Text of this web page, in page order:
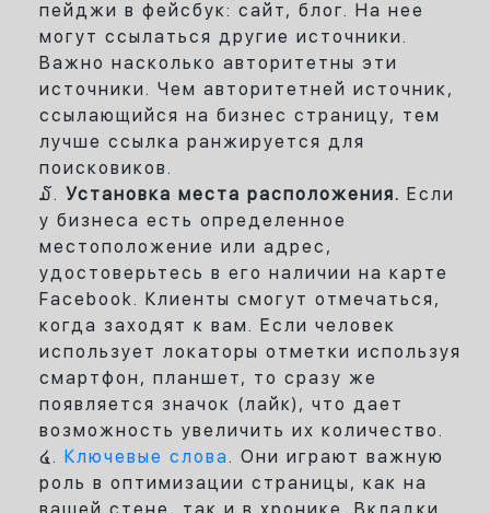
пейджи в фейсбук: сайт, блог. На нее
могут ссылаться другие источники.
Важно насколько авторитетны эти
источники. Чем авторитетней источник,
ссылающийся на бизнес страницу, тем
лучше ссылка ранжируется для
поисковиков.
Установка места расположения. Если
у бизнеса есть определенное
местоположение или адрес,
удостоверьтесь в его наличии на карте
Facebook. Клиенты смогут отмечаться,
когда заходят к вам. Если человек
использует локаторы отметки используя
смартфон, планшет, то сразу же
появляется значок (лайк), что дает
возможность увеличить их количество.
Ключевые слова. Они играют важную
роль в оптимизации страницы, как на